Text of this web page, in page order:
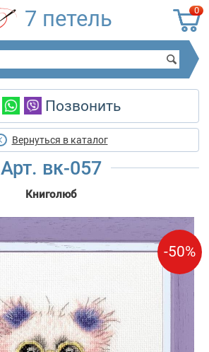
0
7 петель
Позвонить
Вернуться в каталог
Арт. вк-057
Книголюб
-50%